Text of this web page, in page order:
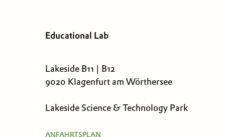
Educational Lab
Lakeside B11 | B12
9020 Klagenfurt am Wörthersee
Lakeside Science & Technology Park
ANFAHRTSPLAN